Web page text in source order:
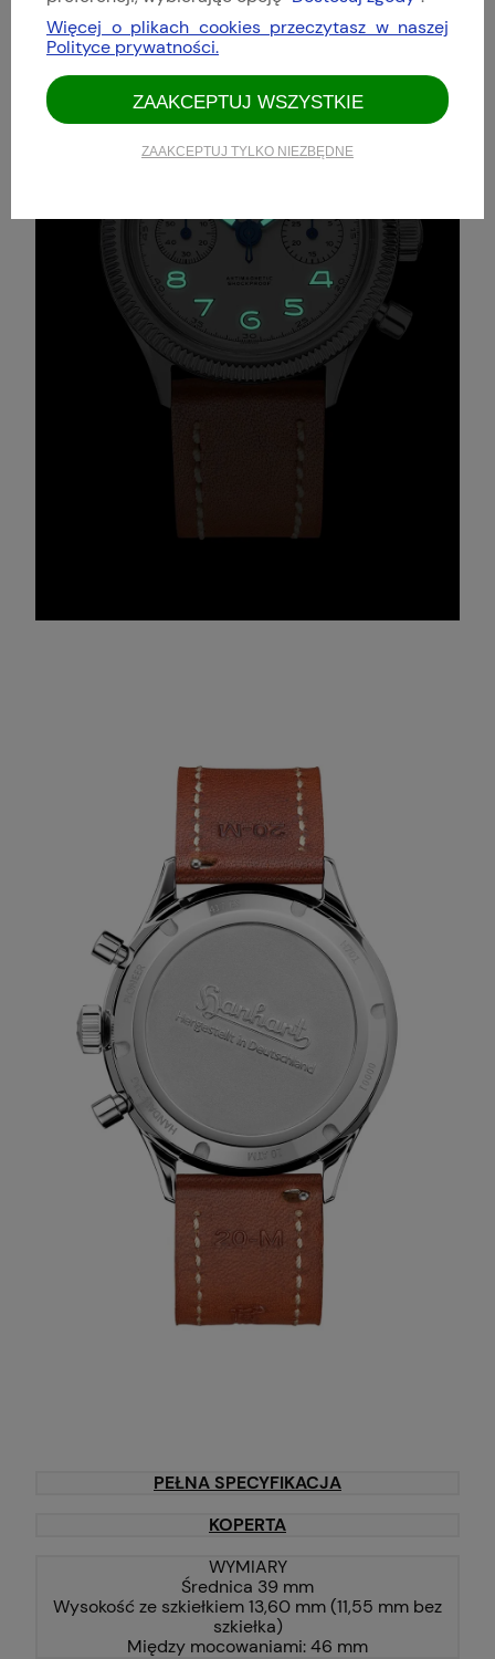
PEŁNA SPECYFIKACJA
KOPERTA
WYMIARY
Średnica 39 mm
Wysokość ze szkiełkiem 13,60 mm (11,55 mm bez
szkiełka)
Między mocowaniami: 46 mm
Więcej o plikach cookies przeczytasz w naszej
Polityce prywatności.
ZAAKCEPTUJ TYLKO NIEZBĘDNE
ZAAKCEPTUJ WSZYSTKIE